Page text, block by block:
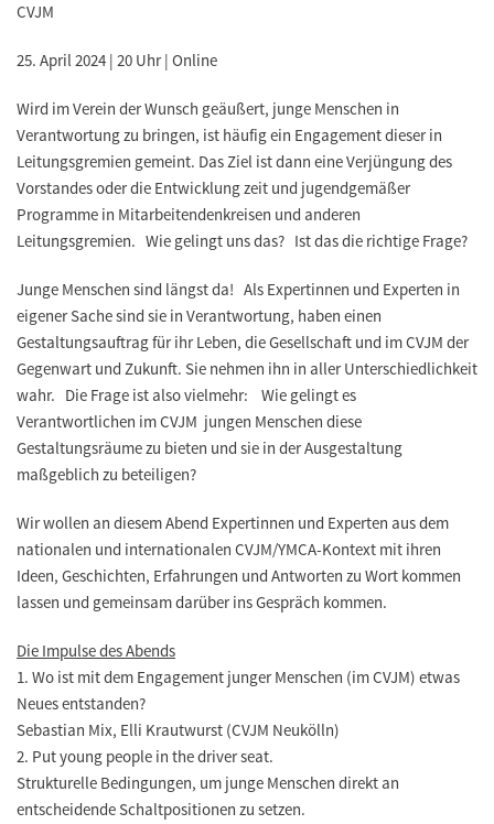
CVJM
25. April 2024 | 20 Uhr | Online
Wird im Verein der Wunsch geäußert, junge Menschen in
Verantwortung zu bringen, ist häufig ein Engagement dieser in
Leitungsgremien gemeint. Das Ziel ist dann eine Verjüngung des
Vorstandes oder die Entwicklung zeit und jugendgemäßer
Programme in Mitarbeitendenkreisen und anderen
Leitungsgremien. Wie gelingt uns das? Ist das die richtige Frage?
Junge Menschen sind längst da! Als Expertinnen und Experten in
eigener Sache sind sie in Verantwortung, haben einen
Gestaltungsauftrag für ihr Leben, die Gesellschaft und im CVJM der
Gegenwart und Zukunft. Sie nehmen ihn in aller Unterschiedlichkeit
wahr. Die Frage ist also vielmehr: Wie gelingt es
Verantwortlichen im CVJM jungen Menschen diese
Gestaltungsräume zu bieten und sie in der Ausgestaltung
maßgeblich zu beteiligen?
Wir wollen an diesem Abend Expertinnen und Experten aus dem
nationalen und internationalen CVJM/YMCA-Kontext mit ihren
Ideen, Geschichten, Erfahrungen und Antworten zu Wort kommen
lassen und gemeinsam darüber ins Gespräch kommen.
Die Impulse des Abends
1. Wo ist mit dem Engagement junger Menschen (im CVJM) etwas
Neues entstanden?
Sebastian Mix, Elli Krautwurst (CVJM Neukölln)
2. Put young people in the driver seat.
Strukturelle Bedingungen, um junge Menschen direkt an
entscheidende Schaltpositionen zu setzen.